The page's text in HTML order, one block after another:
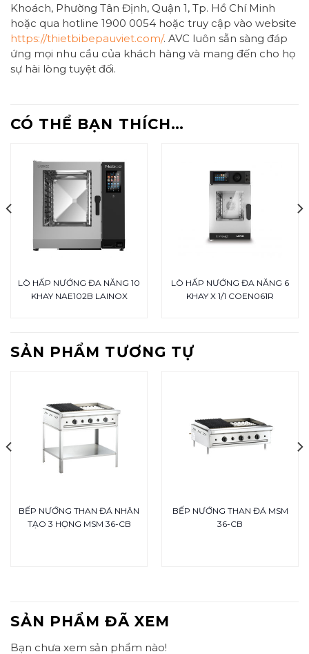
Khoách, Phường Tân Định, Quận 1, Tp. Hồ Chí Minh
hoặc qua hotline 1900 0054 hoặc truy cập vào website
https://thietbibepauviet.com/. AVC luôn sẵn sàng đáp
ứng mọi nhu cầu của khách hàng và mang đến cho họ
sự hài lòng tuyệt đối.
CÓ THỂ BẠN THÍCH…
LÒ HẤP NƯỚNG ĐA NĂNG 10
KHAY NAE102B LAINOX
LÒ HẤP NƯỚNG ĐA NĂNG 6
KHAY X 1/1 COEN061R
SẢN PHẨM TƯƠNG TỰ
BẾP NƯỚNG THAN ĐÁ NHÂN
TẠO 3 HỌNG MSM 36-CB
BẾP NƯỚNG THAN ĐÁ MSM
36-CB
SẢN PHẨM ĐÃ XEM
Bạn chưa xem sản phẩm nào!